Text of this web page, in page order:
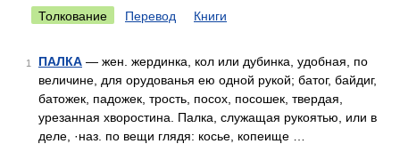
Толкование Перевод Книги
1 ПАЛКА — жен. жердинка, кол или дубинка, удобная, по
величине, для орудованья ею одной рукой; батог, байдиг,
батожек, падожек, трость, посох, посошек, твердая,
урезанная хворостина. Палка, служащая рукоятью, или в
деле, ·наз. по вещи глядя: косье, копеище …